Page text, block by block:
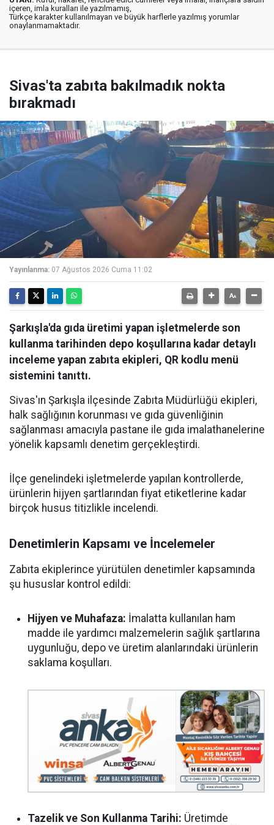
içeren, imla kuralları ile yazılmamış,
Türkçe karakter kullanılmayan ve büyük harflerle yazılmış yorumlar
onaylanmamaktadır.
Sivas'ta zabıta bakılmadık nokta
bırakmadı
Yayınlanma: 07 Ağustos 2026 Cuma 11:02
Şarkışla'da gıda üretimi yapan işletmelerde son
kullanma tarihinden depo koşullarına kadar detaylı
inceleme yapan zabıta ekipleri, QR kodlu menü
sistemini tanıttı.
Sivas'ın Şarkışla ilçesinde Zabıta Müdürlüğü ekipleri,
halk sağlığının korunması ve gıda güvenliğinin
sağlanması amacıyla pastane ile gıda imalathanelerine
yönelik kapsamlı denetim gerçekleştirdi.
İlçe genelindeki işletmelerde yapılan kontrollerde,
ürünlerin hijyen şartlarından fiyat etiketlerine kadar
birçok husus titizlikle incelendi.
Denetimlerin Kapsamı ve İncelemeler
Zabıta ekiplerince yürütülen denetimler kapsamında
şu hususlar kontrol edildi:
Hijyen ve Muhafaza: İmalatta kullanılan ham
madde ile yardımcı malzemelerin sağlık şartlarına
uygunluğu, depo ve üretim alanlarındaki ürünlerin
saklama koşulları.
Tazelik ve Son Kullanma Tarihi: Üretimde